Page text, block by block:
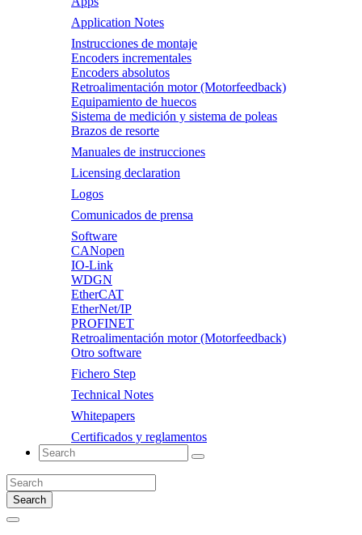
Application Notes
Instrucciones de montaje
Encoders incrementales
Encoders absolutos
Retroalimentación motor (Motorfeedback)
Equipamiento de huecos
Sistema de medición y sistema de poleas
Brazos de resorte
Manuales de instrucciones
Licensing declaration
Logos
Comunicados de prensa
Software
CANopen
IO-Link
WDGN
EtherCAT
EtherNet/IP
PROFINET
Retroalimentación motor (Motorfeedback)
Otro software
Fichero Step
Technical Notes
Whitepapers
Certificados y reglamentos
Search